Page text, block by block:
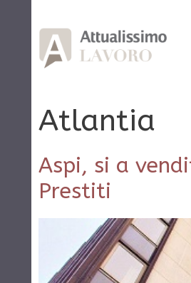
contenuto
Atlantia
Aspi, si a
Prestiti